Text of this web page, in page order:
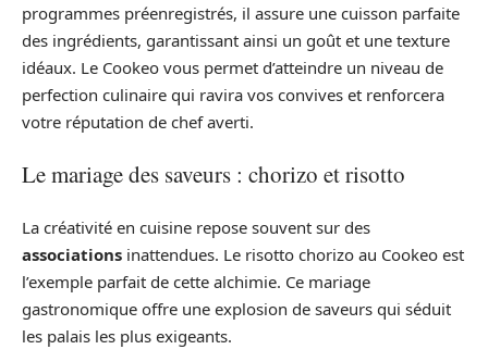
programmes préenregistrés, il assure une cuisson parfaite
des ingrédients, garantissant ainsi un goût et une texture
idéaux. Le Cookeo vous permet d’atteindre un niveau de
perfection culinaire qui ravira vos convives et renforcera
votre réputation de chef averti.
Le mariage des saveurs : chorizo et risotto
La créativité en cuisine repose souvent sur des
associations inattendues. Le risotto chorizo au Cookeo est
l’exemple parfait de cette alchimie. Ce mariage
gastronomique offre une explosion de saveurs qui séduit
les palais les plus exigeants.